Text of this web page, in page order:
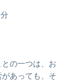
の一つは、お
あっても、そ